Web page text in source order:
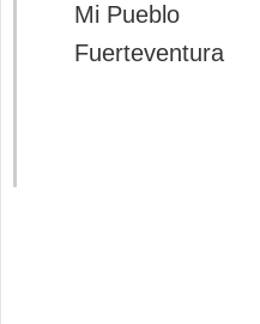
Mi Pueblo
Fuerteventura